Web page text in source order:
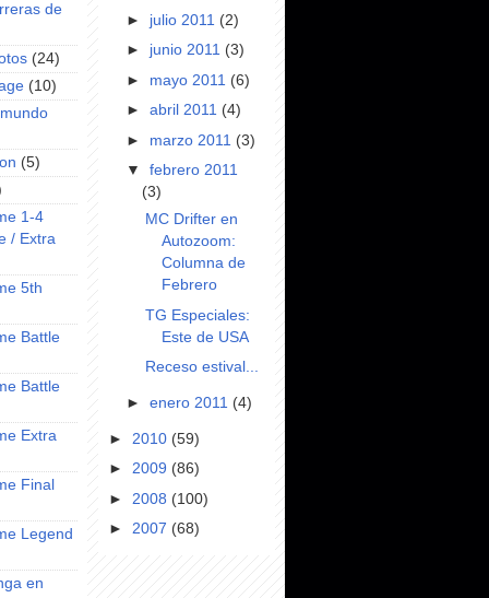
de
(24)
(10)
(5)
1-4
/ Extra
5th
Battle
Battle
Extra
Final
Legend
en
► julio 2011 (2)
► junio 2011 (3)
► mayo 2011 (6)
►abril 2011 (4)
► marzo 2011 (3)
▼febrero 2011
(3)
MC Drifter en
Autozoom:
Columna de
Febrero
TG Especiales:
Este de USA
Receso estival...
►enero 2011 (4)
► 2010 (59)
► 2009 (86)
► 2008 (100)
► 2007 (68)